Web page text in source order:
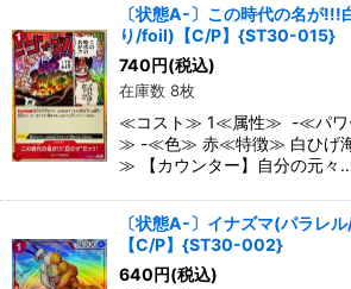
〔状態A-〕この時代の名が
り/foil)【C/P】{ST30-015}
740円(税込)
在庫数 8枚
≪コスト≫ 1≪属性≫ -≪パワ
≫ -≪色≫ 赤≪特徴≫ 白ひげ
≫ 【カウンター】自分の元々
〔状態A-〕イナズマ(パラレ
【C/P】{ST30-002}
640円(税込)